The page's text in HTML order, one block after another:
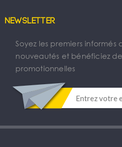
Newsletter
Soyez les premiers informés
nouveautés et bénéficiez
promotionnelles